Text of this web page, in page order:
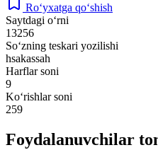
Ro‘yxatga qo‘shish
Saytdagi o‘rni
13256
So‘zning teskari yozilishi
hsakassah
Harflar soni
9
Ko‘rishlar soni
259
Foydalanuvchilar